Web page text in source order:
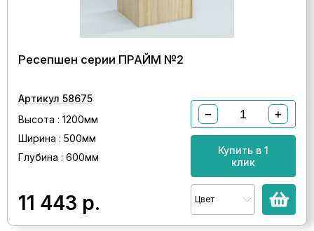
Ресепшен серии ПРАЙМ №2
Артикул 58675
Высота : 1200мм
Ширина : 500мм
Глубина : 600мм
11 443 р.
− +
Купить в 1
клик
Цвет